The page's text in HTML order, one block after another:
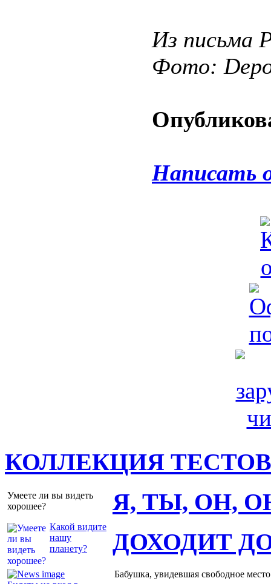
Из письма
Фото:
Написать
КОЛЛЕКЦИЯ ТЕСТОВ
Умеете ли вы видеть
хорошее?
Какой видите
нашу
планету?
Я, ТЫ, ОН,
ДОХОДИТ
Бабушка, увидевшая свободное